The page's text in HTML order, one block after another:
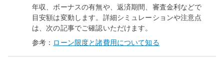
年収、ボーナスの有無や、返済期間、審査金利などで
目安額は変動します。詳細シミュレーションや注意点
は、次の記事でご確認いただけます。
参考： ローン限度と諸費用について知る